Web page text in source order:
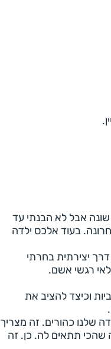
שונה אבל לא הבנתי עד
בעוד אלכס ילדה
יצירתית בחרתי
רגשי אשם.
וכיצד להציב את
שלנו כהורים. זה מצריך
שהכי תתאים לה. כן. זה